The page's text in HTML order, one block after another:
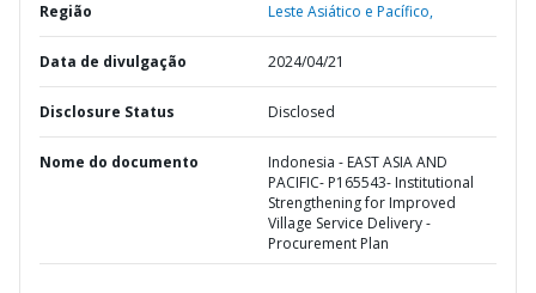
Região Leste Asiático e Pacífico,
Data de divulgação 2024/04/21
Disclosure Status Disclosed
Nome do documento
Indonesia - EAST ASIA AND
PACIFIC- P165543- Institutional
Strengthening for Improved
Village Service Delivery -
Procurement Plan